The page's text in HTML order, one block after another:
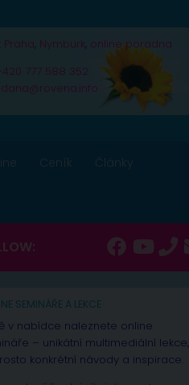
Praha Nymburk online poradna
777 588 352
Ceník Články
SEMINÁŘE A LEKCE
v nabídce naleznete online
– unikátní multimediální lekce,
konkrétní návody a inspirace.